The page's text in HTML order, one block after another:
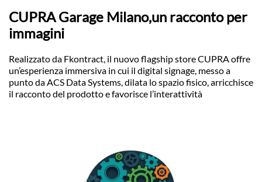
CUPRA Garage Milano,un racconto per
immagini
Realizzato da Fkontract, il nuovo flagship store CUPRA offre
un’esperienza immersiva in cui il digital signage, messo a
punto da ACS Data Systems, dilata lo spazio fisico, arricchisce
il racconto del prodotto e favorisce l’interattività